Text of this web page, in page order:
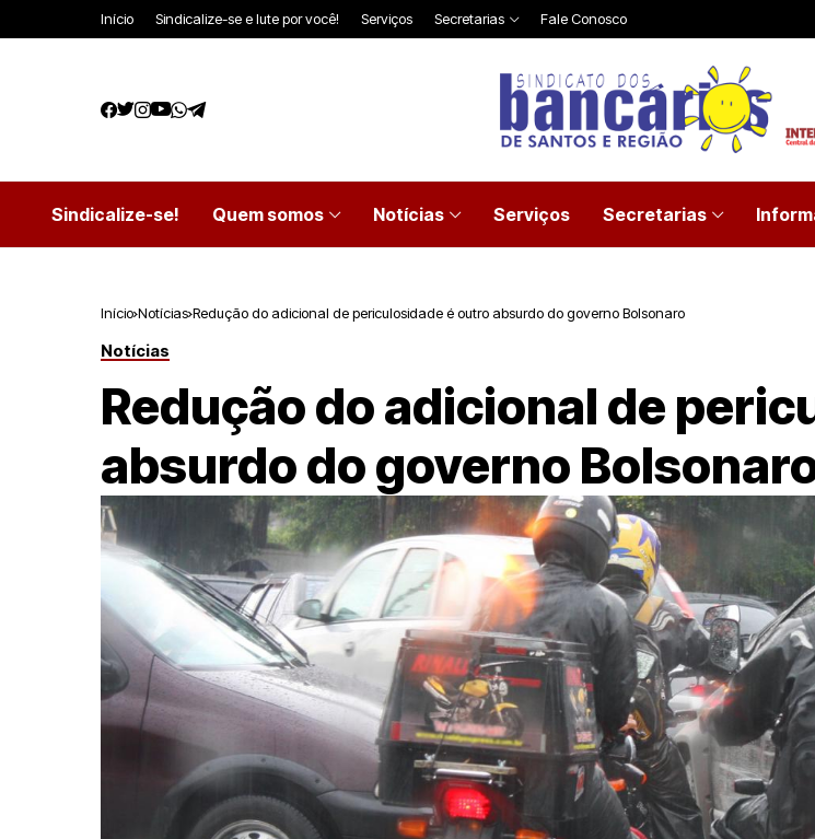
Início Sindicalize-se e lute por você! Serviços Secretarias Fale Conosco
Sindicalize-se! Quem somos Notícias Serviços Secretarias
Início Notícias Redução do adicional de periculosidade é outro absurdo do governo Bolsonaro
Notícias
Redução do adicional de
absurdo do governo